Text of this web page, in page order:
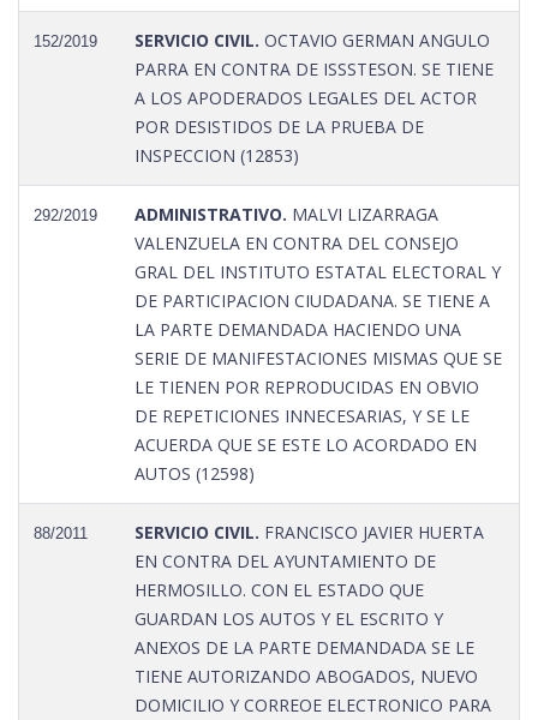
152/2019 SERVICIO CIVIL. OCTAVIO GERMAN ANGULO
PARRA EN CONTRA DE ISSSTESON. SE TIENE
A LOS APODERADOS LEGALES DEL ACTOR
POR DESISTIDOS DE LA PRUEBA DE
INSPECCION (12853)
292/2019 ADMINISTRATIVO. MALVI LIZARRAGA
VALENZUELA EN CONTRA DEL CONSEJO
GRAL DEL INSTITUTO ESTATAL ELECTORAL Y
DE PARTICIPACION CIUDADANA. SE TIENE A
LA PARTE DEMANDADA HACIENDO UNA
SERIE DE MANIFESTACIONES MISMAS QUE SE
LE TIENEN POR REPRODUCIDAS EN OBVIO
DE REPETICIONES INNECESARIAS, Y SE LE
ACUERDA QUE SE ESTE LO ACORDADO EN
AUTOS (12598)
88/2011 SERVICIO CIVIL. FRANCISCO JAVIER HUERTA
EN CONTRA DEL AYUNTAMIENTO DE
HERMOSILLO. CON EL ESTADO QUE
GUARDAN LOS AUTOS Y EL ESCRITO Y
ANEXOS DE LA PARTE DEMANDADA SE LE
TIENE AUTORIZANDO ABOGADOS, NUEVO
DOMICILIO Y CORREOE ELECTRONICO PARA